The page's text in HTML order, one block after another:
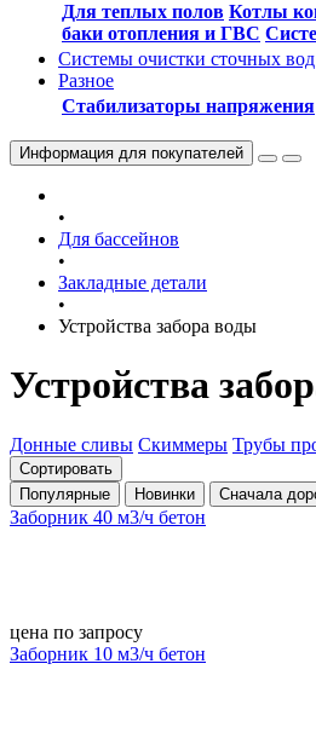
Для теплых полов Котлы
баки отопления и ГВС
Системы очистки сточных вод
Разное
Стабилизаторы напряжения
Информация для покупателей
•
Для бассейнов
•
Закладные детали
•
Устройства забора воды
Устройства
Донные сливы Скиммеры Трубы
Сортировать
Популярные
Новинки Сначала
Заборник 40 м3/ч бетон
цена по запросу
Заборник 10 м3/ч бетон